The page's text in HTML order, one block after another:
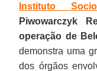
Instituto
Piwowarczyk
operação de
demonstra uma
dos órgãos